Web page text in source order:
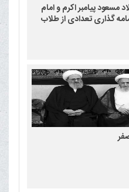
پیامبر اکرم و امام
گذاری تعدادی از طلاب